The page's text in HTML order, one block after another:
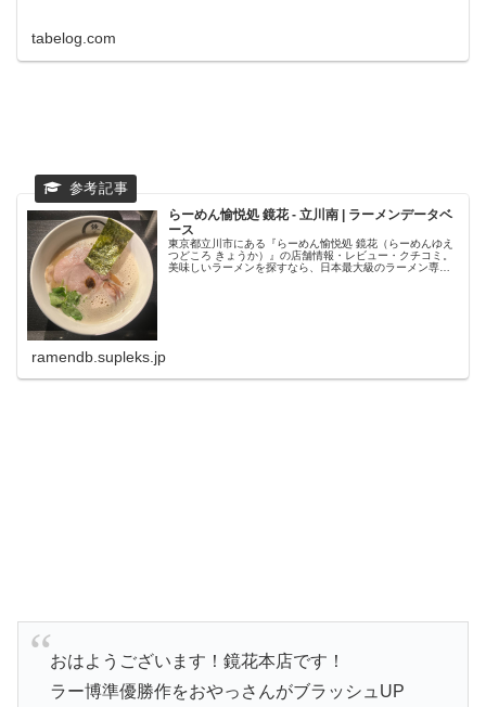
tabelog.com
らーめん愉悦処 鏡花 - 立川南 | ラーメンデータベ
ース
東京都立川市にある『らーめん愉悦処 鏡花（らーめんゆえ
つどころ きょうか）』の店舗情報・レビュー・クチコミ。
美味しいラーメンを探すなら、日本最大級のラーメン専門
ramendb.supleks.jp
おはようございます！鏡花本店です！
ラー博準優勝作をおやっさんがブラッシュUP